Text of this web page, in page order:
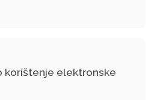
korištenje elektronske